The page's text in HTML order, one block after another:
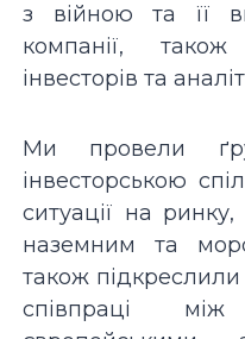
з війною та її
компанії,
інвесторів та
Ми провели
інвесторською
ситуації на
наземним та
також
співпраці